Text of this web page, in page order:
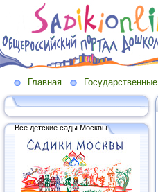
Главная Государственные
Все детские сады Москвы